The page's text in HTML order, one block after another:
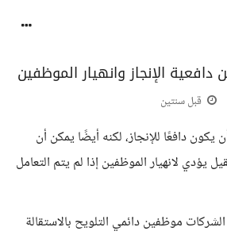
الإنجاز وانهيار الموظفين
قبل سنتين
دافعًا للإنجاز، لكنه أيضًا يمكن أن
يؤدي لانهيار الموظفين إذا لم يتم التعامل
موظفين دائمي التلويح بالاستقالة